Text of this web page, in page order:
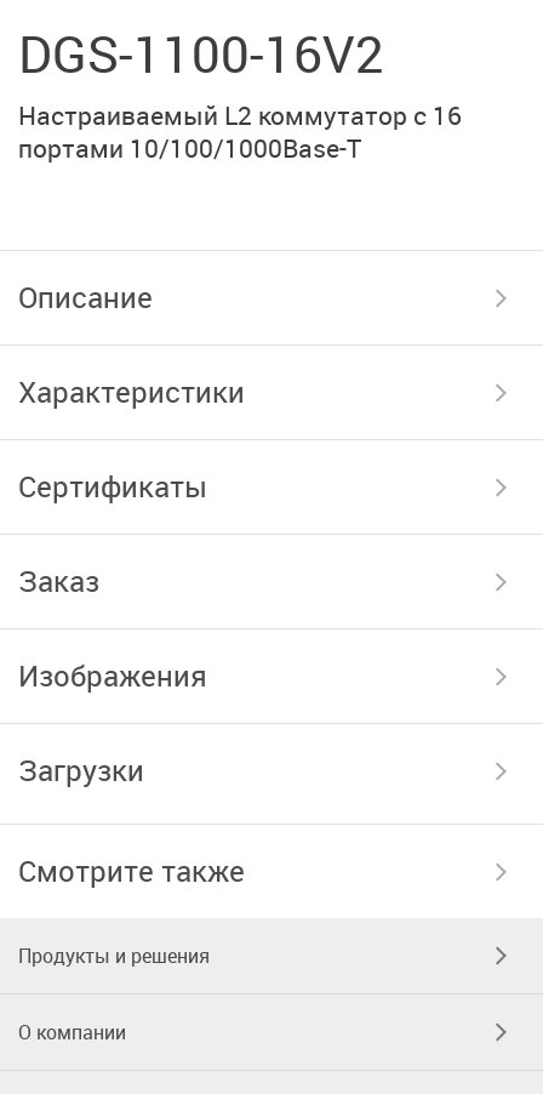
DGS-1100-16V2
Настраиваемый L2 коммутатор c 16
портами 10/100/1000Base-T
Описание
Характеристики
Сертификаты
Заказ
Изображения
Загрузки
Смотрите также
Продукты и решения
О компании